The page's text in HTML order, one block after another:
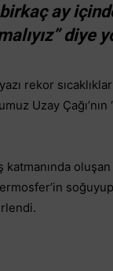
ay
diye
rekor
Uzay Çağı’nın
katmanında